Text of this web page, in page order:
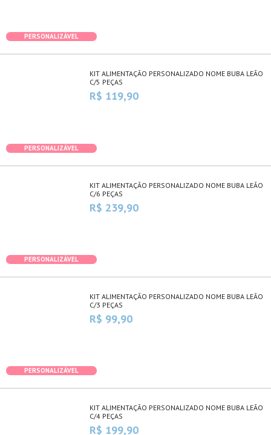
PERSONALIZÁVEL
KIT ALIMENTAÇÃO PERSONALIZADO NOME BUBA LEÃO
C/5 PEÇAS
R$ 119,90
PERSONALIZÁVEL
KIT ALIMENTAÇÃO PERSONALIZADO NOME BUBA LEÃO
C/6 PEÇAS
R$ 239,90
PERSONALIZÁVEL
KIT ALIMENTAÇÃO PERSONALIZADO NOME BUBA LEÃO
C/3 PEÇAS
R$ 99,90
PERSONALIZÁVEL
KIT ALIMENTAÇÃO PERSONALIZADO NOME BUBA LEÃO
C/4 PEÇAS
R$ 199,90